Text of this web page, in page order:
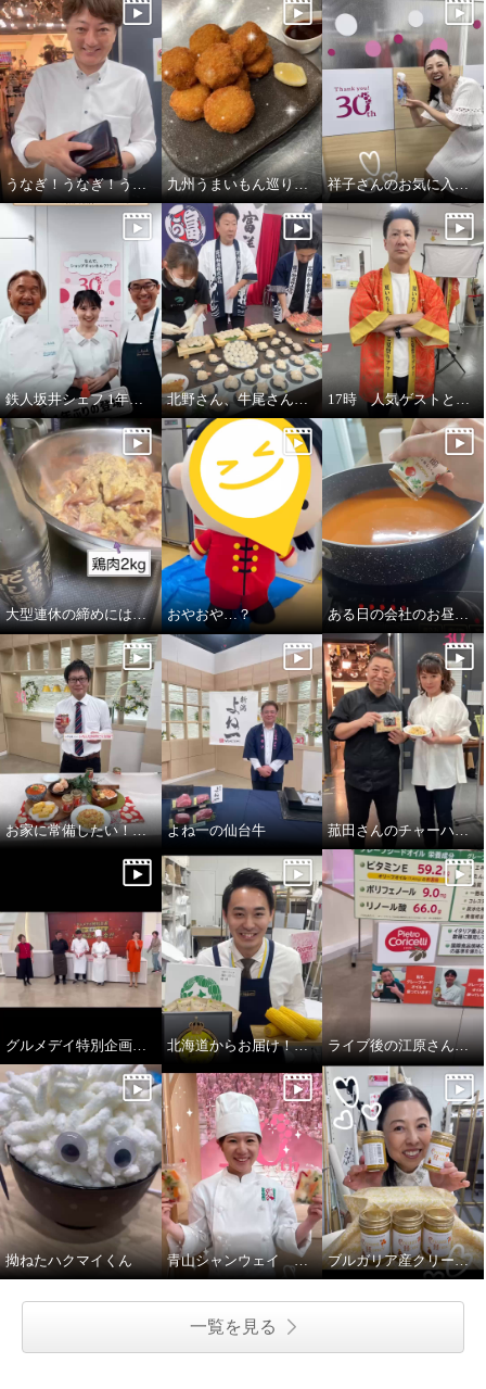
うなぎ！うなぎ！うなぎ！（しじみの味噌汁も人気） 九州うまいもん巡り！！ 祥子さんのお気に入り！すいすい水
鉄人坂井シェフ 1年ぶりの登場です！ 北野さん、牛尾さん、六さんで富洋物産三銃士 17時 人気ゲストと夏祭りアワー
大型連休の締めには… おやおや…？ ある日の会社のお昼ご飯
お家に常備したい！紅鮭のあらほぐし！ よね一の仙台牛 菰田さんのチャーハン！！炒飯！！
北海道からお届け！スープです！ ライブ後の江原さん…
拗ねたハクマイくん 青山シャンウェイ 中華丼 ブルガリア産クリーミーはちみつ
一覧を見る